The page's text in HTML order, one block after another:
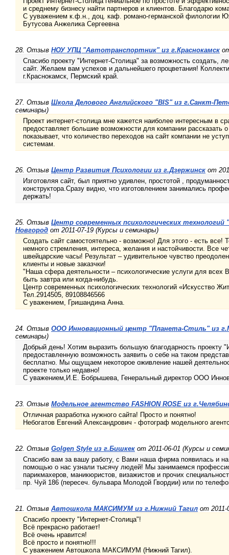
и среднему бизнесу найти партнеров и клиентов. Благодарю
С ууважением к.ф.н., доц. каф. романо-германской филологии
Бутусова Анжелика Сергеевна
28. Отзыв НОУ УПЦ "Автотранспортник" из г.Краснокамск
Спасибо проекту "Интернет-Столица" за возможность создать,
сайт. Желаем вам успехов и дальнейшего процветания!
г.Краснокамск, Пермский край.
27. Отзыв Школа Делового Английского "BIS" из г.Санкт-
семинары)
Проект интернет-столица мне кажется наиболее интересным в
предоставляет большие возможности для компании рассказать
показывает, что количество переходов на сайт компании не
системам.
26. Отзыв Центр Развития Психологии из г.Дзержинск от
Изготовляя сайт, был приятно удивлен, простотой ,
конструктора.Сразу видно, что изготовлением занимались
держать!
25. Отзыв Центр современных психологических
Новгород от 2011-07-19 (Курсы и семинары)
Создать сайт самостоятельно - возможно! Для этого - есть все!
немного стремления, интереса, желания и настойчивости. Все
швейцарские часы! Результат – удивительное чувство
клиенты и новые заказчки!
"Наша сфера деятельности – психологические услуги для
быть завтра или когда-нибудь.
Центр современных психологических технологий «Искусство
Тел.2914505, 89108846566
С уважением, Гришандина Анна.
24. Отзыв ООО Инновационный центр "Планета-Стиль" из
семинары)
Добрый день! Хотим выразить большую благодарность проекту
предоставленную возможность заявить о себе на таком
бесплатно. Мы ощущаем некоторое оживление нашей
проекте только недавно!
С уважением,И.Е. Бобрышева, Генеральный директор ООО
23. Отзыв Модельное агентство FASHION ROSE из
Отличная разработка нужного сайта! Просто и понятно!
Небогатов Евгений Александрович - фотограф модельного
22. Отзыв Golgen Style из г.Бишкек от 2011-06-01 (Курсы и
Спасибо вам за вашу работу, с Вами наша фирма появилась и
помощью о нас узнали тысячу людей! Мы занимаемся
парикмахеров, маникюристов, визажистов и прочих
пр. Чуй 186 (пересеч. бульвара Молодой Гвордии) или по
21. Отзыв Автошкола МАКСИМУМ из г.Нижний Тагил от 2011-
Спасибо проекту "Интернет-Столица"!
Всё прекрасно работает!
Всё очень нравится!
Всё просто и понятно!!!
С уважением Автошкола МАКСИМУМ (Нижний Тагил).